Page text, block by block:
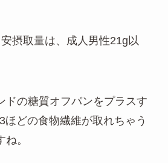
摂取量は、成人男性21g以
ドの糖質オフパンをプラスす
ほどの食物繊維が取れちゃう
。